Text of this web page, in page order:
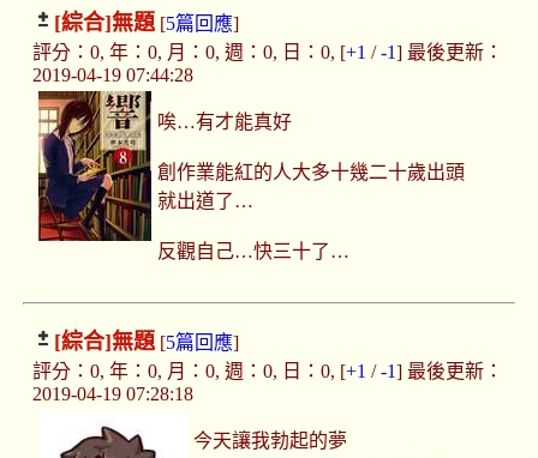
[綜合]無題[5篇回應]
評分：0, 年：0, 月：0, 週：0, 日：0, [+1 /-1] 最後更新：
2019-04-19 07:44:28
唉…有才能真好
創作業能紅的人大多十幾二十歲出頭
就出道了…
反觀自己…快三十了…
[綜合]無題[5篇回應]
評分：0, 年：0, 月：0, 週：0, 日：0, [+1 /-1] 最後更新：
2019-04-19 07:28:18
今天讓我勃起的夢